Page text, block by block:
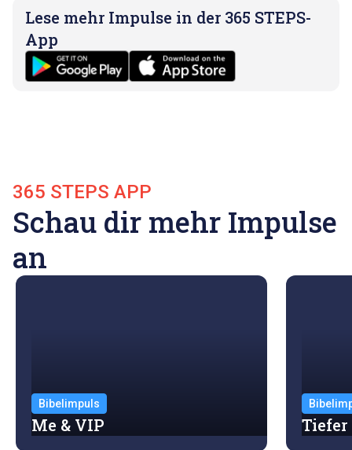
Lese mehr Impulse in der 365 STEPS-
App
365 STEPS APP
Schau dir mehr Impulse
an
Bibelimpuls
Me & VIP Tiefer